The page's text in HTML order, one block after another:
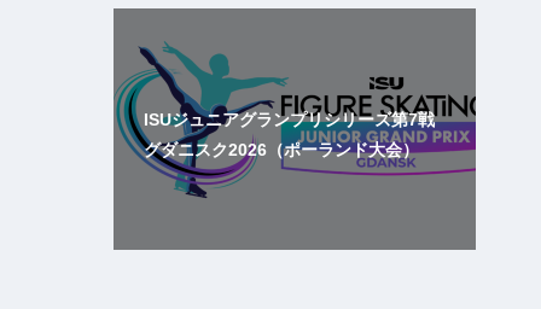
ISUジュニアグランプリシリーズ第7戦
グダニスク2026（ポーランド大会）